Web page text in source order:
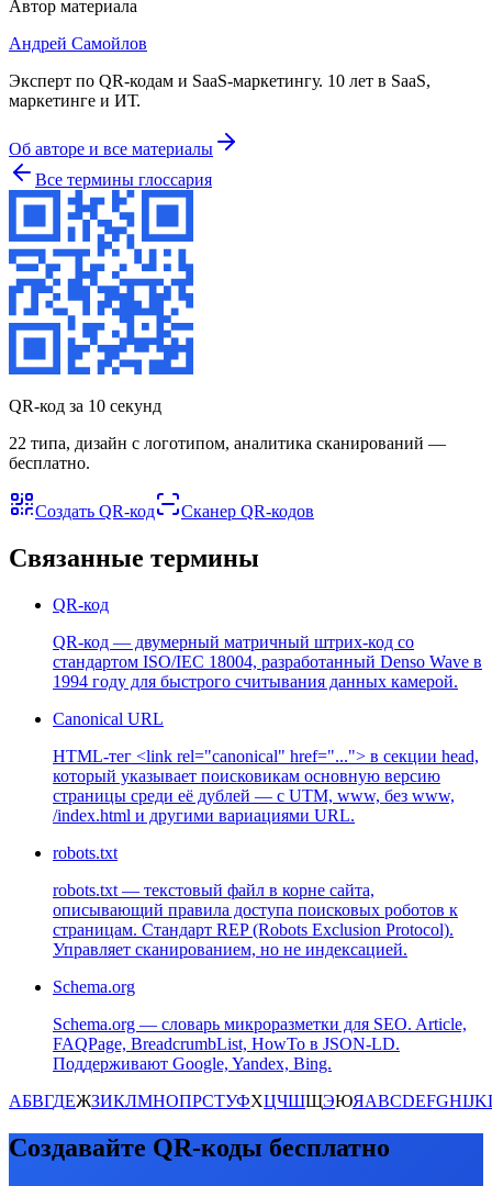
Автор материала
Андрей Самойлов
Эксперт по QR-кодам и SaaS-маркетингу. 10 лет в SaaS,
маркетинге и ИТ.
Об авторе и все материалы
Все термины глоссария
QR-код за 10 секунд
22 типа, дизайн с логотипом, аналитика сканирований —
бесплатно.
Создать QR-код Сканер QR-кодов
Связанные термины
QR-код
QR-код — двумерный матричный штрих-код со
стандартом ISO/IEC 18004, разработанный Denso Wave в
1994 году для быстрого считывания данных камерой.
Canonical URL
HTML-тег <link rel="canonical" href="..."> в секции head,
который указывает поисковикам основную версию
страницы среди её дублей — с UTM, www, без www,
/index.html и другими вариациями URL.
robots.txt
robots.txt — текстовый файл в корне сайта,
описывающий правила доступа поисковых роботов к
страницам. Стандарт REP (Robots Exclusion Protocol).
Управляет сканированием, но не индексацией.
Schema.org
Schema.org — словарь микроразметки для SEO. Article,
FAQPage, BreadcrumbList, HowTo в JSON-LD.
Поддерживают Google, Yandex, Bing.
АБВГДЕЖЗИКЛМНОПРСТУФХЦЧШЩЭЮЯABCDEFGHIJK
Создавайте QR-коды бесплатно